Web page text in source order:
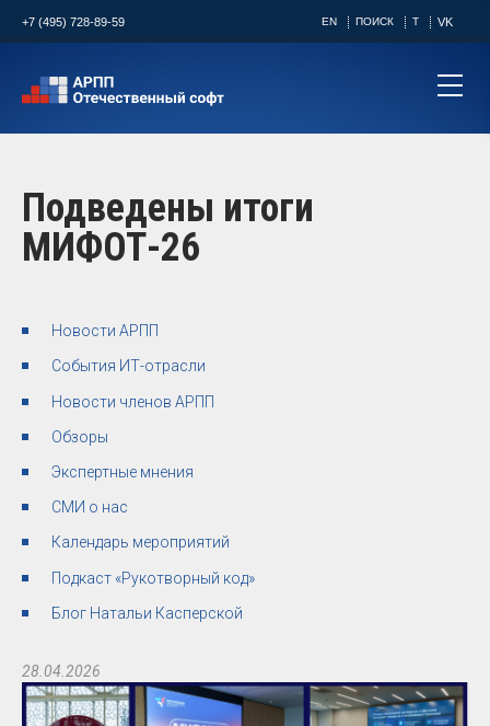
+7 (495) 728-89-59 EN ПОИСК T VK
Подведены итоги
МИФОТ-26
Новости АРПП
События ИТ-отрасли
Новости членов АРПП
Обзоры
Экспертные мнения
СМИ о нас
Календарь мероприятий
Подкаст «Рукотворный код»
Блог Натальи Касперской
28.04.2026